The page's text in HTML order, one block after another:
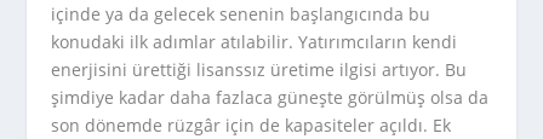
içinde ya da gelecek senenin başlangıcında bu
konudaki ilk adımlar atılabilir. Yatırımcıların kendi
enerjisini ürettiği lisanssız üretime ilgisi artıyor. Bu
şimdiye kadar daha fazlaca güneşte görülmüş olsa da
son dönemde rüzgâr için de kapasiteler açıldı. Ek